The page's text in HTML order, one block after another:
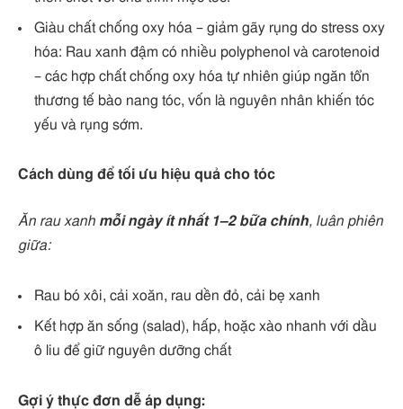
Giàu chất chống oxy hóa – giảm gãy rụng do stress oxy
hóa: Rau xanh đậm có nhiều polyphenol và carotenoid
– các hợp chất chống oxy hóa tự nhiên giúp ngăn tổn
thương tế bào nang tóc, vốn là nguyên nhân khiến tóc
yếu và rụng sớm.
Cách dùng để tối ưu hiệu quả cho tóc
Ăn rau xanh mỗi ngày ít nhất 1–2 bữa chính, luân phiên
giữa:
Rau bó xôi, cải xoăn, rau dền đỏ, cải bẹ xanh
Kết hợp ăn sống (salad), hấp, hoặc xào nhanh với dầu
ô liu để giữ nguyên dưỡng chất
Gợi ý thực đơn dễ áp dụng: